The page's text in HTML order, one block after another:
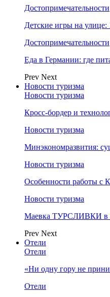
Достопримечательности
Детские игры на
Достопримечательности
Еда в Германии: где
Prev Next
Новости туризма
Новости туризма
Кросс-бордер и
Новости туризма
Минэкономразвития:
Новости туризма
Особенности работы с
Новости туризма
Маевка ТУРСЛИВКИ в
Prev Next
Отели
Отели
«Ни одну гору не
Отели